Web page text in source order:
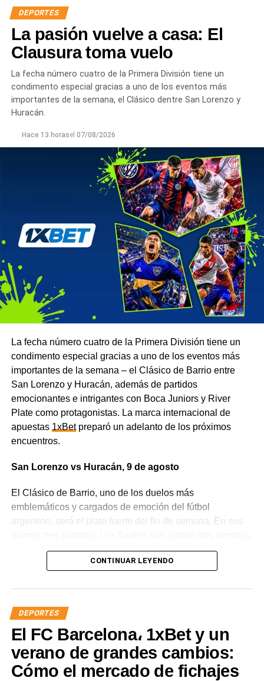
DEPORTES
La pasión vuelve a casa: El
Clausura toma vuelo
La fecha número cuatro de la Primera División tiene un
condimento especial gracias a uno de los eventos más
importantes de la semana, el Clásico dentre San Lorenzo y
Huracán.
Hace 13 horasel 07/08/2026
La fecha número cuatro de la Primera División tiene un
condimento especial gracias a uno de los eventos más
importantes de la semana – el Clásico de Barrio entre
San Lorenzo y Huracán, además de partidos
emocionantes e intrigantes con Boca Juniors y River
Plate como protagonistas. La marca internacional de
apuestas 1xBetpreparó un adelanto de los próximos
encuentros.
San Lorenzo vs Huracán, 9 de agosto
El Clásico de Barrio, uno de los duelos más
emblemáticos y cargados de emoción del fútbol
argentino, será el plato fuerte del fin de semana. En sus
mientras que El Globo ha conseguido sumar cuatro
puntos. El cruce entre estos dos viejos rivales va mucho
a pelear no solo por mejorar su posición en la liga, sino
también por defender el honor de sus clubes.
En los últimos años, los partidos entre San Lorenzo y
Huracán no se han caracterizado precisamente por tener
muchos goles, sino que es habitual que los hinchas vean
a los jugadores marcar una o dos veces. Es probable que
CONTINUAR LEYENDO
DEPORTES
El FC Barcelona، 1xBet y un
verano de grandes cambios:
Cómo el mercado de fichajes